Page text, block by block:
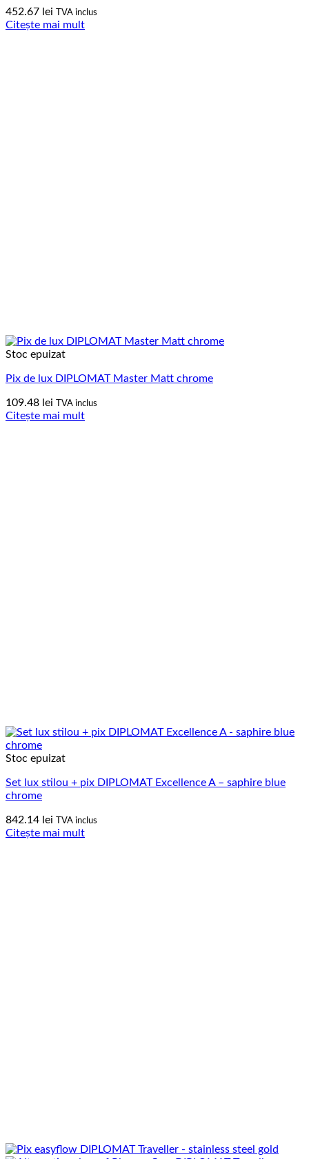
452.67 lei TVA inclus
Citește mai mult
Stoc epuizat
Pix de lux DIPLOMAT Master Matt chrome
109.48 lei TVA inclus
Citește mai mult
Stoc epuizat
Set lux stilou + pix DIPLOMAT Excellence A – saphire blue
chrome
842.14 lei TVA inclus
Citește mai mult